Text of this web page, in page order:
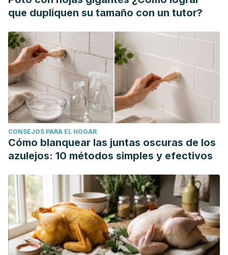
que dupliquen su tamaño con un tutor?
CONSEJOS PARA EL HOGAR
Cómo blanquear las juntas oscuras de los
azulejos: 10 métodos simples y efectivos